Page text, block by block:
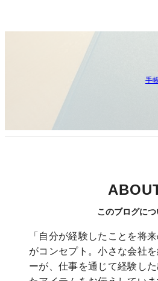
手
このブログにつ
「自分が経験したことを将
がコンセプト。小さな会社
ーが、仕事を通じて経験し